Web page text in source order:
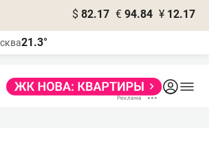
$ 82.17 € 94.84 ¥ 12.17
21.3°